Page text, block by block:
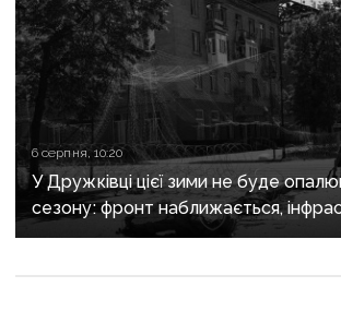
6 серпня, 10:20
У Дружківці цієї зими не буде
сезону: фронт наближається,
критично зруйнована